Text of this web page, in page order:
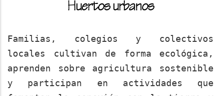
Huertos urbanos
Familias, colegios y colectivos
locales cultivan de forma ecológica,
aprenden sobre agricultura sostenible
y participan en actividades que